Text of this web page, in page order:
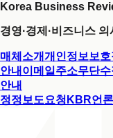
Korea Business
경영·경제·비즈니스
매체소개개인정보보호
안내 이메일주소무단
안내
정정보도요청 KBR언